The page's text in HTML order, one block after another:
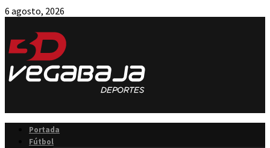
6 agosto, 2026
Portada
Fútbol